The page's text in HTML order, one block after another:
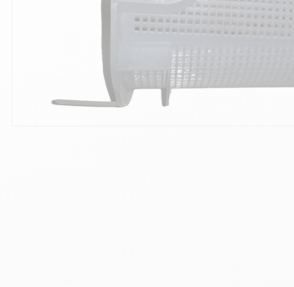
10
chlore choc